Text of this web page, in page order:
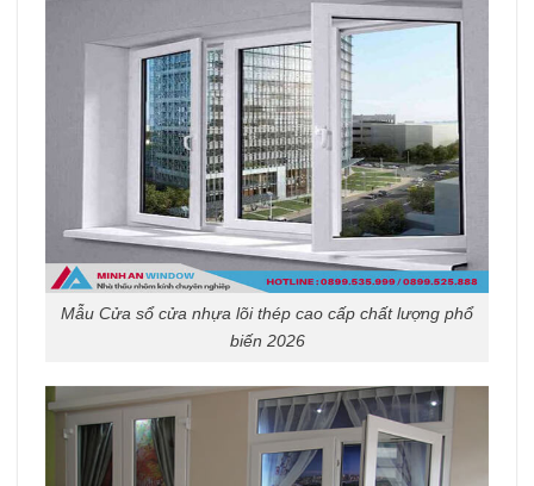
Mẫu Cửa sổ cửa nhựa lõi thép cao cấp chất lượng phổ
biến 2026